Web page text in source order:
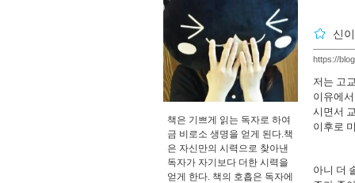
책은 기쁘게 읽는 독자로 하여
금 비로소 생명을 얻게 된다.책
은 자신만의 시력으로 찾아낸
독자가 자기보다 더한 시력을
얻게 한다. 책의 호흡은 독자에
신
https://
저는 고
이유에
시면서
이후로
아니 더